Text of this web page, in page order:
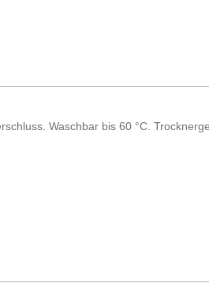
Waschbar bis 60 °C.